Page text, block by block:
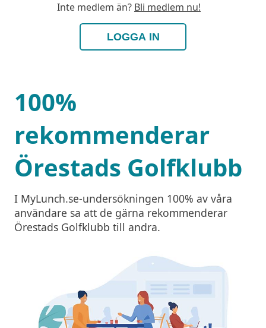
Inte medlem än? Bli medlem nu!
LOGGA IN
100%
rekommenderar
Örestads Golfklubb
I MyLunch.se-undersökningen 100% av våra
användare sa att de gärna rekommenderar
Örestads Golfklubb till andra.